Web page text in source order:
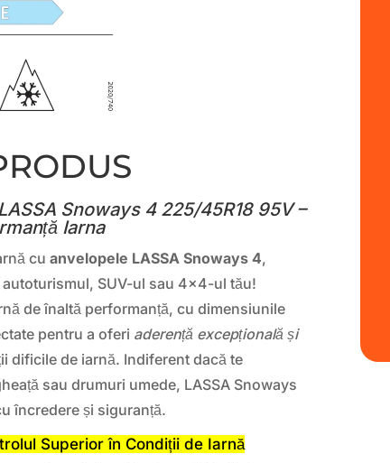
Snoways 4 225/45R18 95V –
Iarna
cuanvelopele LASSA Snoways 4,
SUV-ul sau 4×4-ul tău!
de înaltă performanță, cu dimensiunile
pentru a oferi aderență excepțională și
dificile de iarnă. Indiferent dacă te
sau drumuri umede, LASSA Snoways
încredere și siguranță.
Superior în Condiții de Iarnă